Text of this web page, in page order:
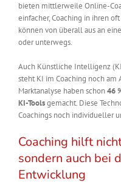
bieten mittlerweile Online-
einfacher, Coaching in ihren
können von überall aus an
oder unterwegs.
Auch Künstliche Intelligenz
steht KI im Coaching noch am
Marktanalyse haben schon46
KI-Toolsgemacht. Diese
Coachings noch individueller
Coaching hilft
sondern auch bei
Entwicklung